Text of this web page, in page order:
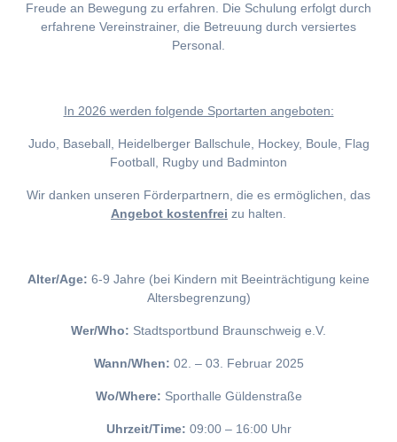
Freude an Bewegung zu erfahren. Die Schulung erfolgt durch
erfahrene Vereinstrainer, die Betreuung durch versiertes
Personal.
In 2026 werden folgende Sportarten angeboten:
Judo, Baseball, Heidelberger Ballschule, Hockey, Boule, Flag
Football, Rugby und Badminton
Wir danken unseren Förderpartnern, die es ermöglichen, das
Angebot kostenfrei zu halten.
Alter/Age: 6-9 Jahre (bei Kindern mit Beeinträchtigung keine
Altersbegrenzung)
Wer/Who: Stadtsportbund Braunschweig e.V.
Wann/When: 02. – 03. Februar 2025
Wo/Where: Sporthalle Güldenstraße
Uhrzeit/Time: 09:00 – 16:00 Uhr